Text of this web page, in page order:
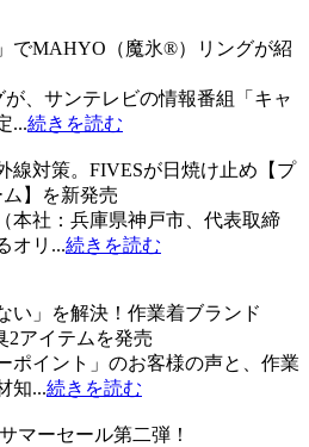
でMAHYO（魔氷®）リングが紹
、サンテレビの情報番組「キャ
...続きを読む
線対策。FIVESが日焼け止め【プ
】を新発売
本社：兵庫県神戸市、代表取締
オリ...続きを読む
い」を解決！作業着ブランド
2アイテムを発売
ポイント」のお客様の声と、作業
知...続きを読む
マーセール第二弾！